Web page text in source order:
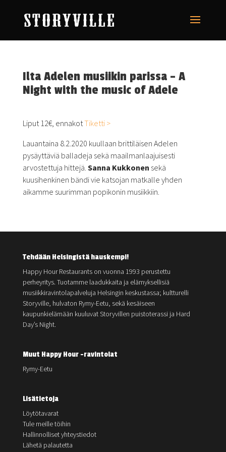
Ilta Adelen musiikin parissa – A
Night with the music of Adele
Liput 12€, ennakotTiketti >
Lauantaina 8.2.2020 kuullaan brittiläisen Adelen
pysäyttäviä balladeja sekä maailmanlaajuisesti
arvostettuja hittejä. Sanna Kukkonen sekä
kuusihenkinen bändi vie katsojan matkalle yhden
aikamme suurimman popikonin musiikkiin.
Tehdään Helsingistä hauskempi!
Happy Hour Restaurants on vuonna 1993 perustettu
perheyritys. Tuotamme laadukkaita ja elämyksellisiä
musiikkiravintolapalveluja Helsingin keskustassa; kultturelli
Storyville, hulvaton Rymy-Eetu, sekä kesäiseen
kaupunkielämään kuuluvat Storyvillen puistoterassi ja Hard
Day’s Night.
Muut Happy Hour -ravintolat
Rymy-Eetu
Lisätietoja
Löytötavarat
Tule meille töihin
Hallinnolliset yhteystiedot
Lähetä palautetta